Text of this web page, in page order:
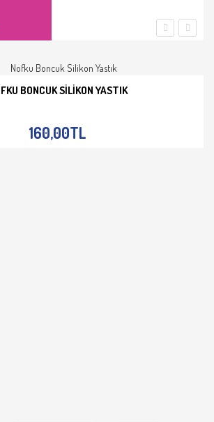
BONCUK SILIKON YASTIK
160,00TL